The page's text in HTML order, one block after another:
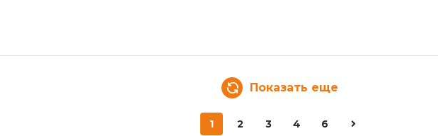
Показать еще
1 2 3 4 6